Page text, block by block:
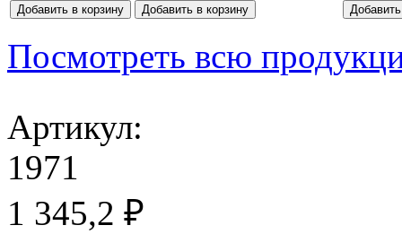
Посмотреть всю
Артикул:
1971
1 345,2 ₽